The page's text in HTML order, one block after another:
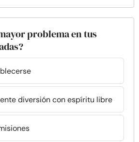
problema en tus
diversión con espíritu libre